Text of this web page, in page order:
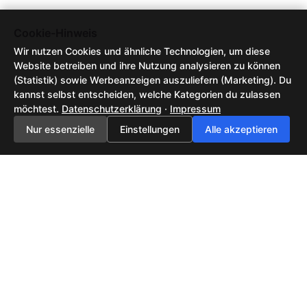
Wir nutzen Cookies und ähnliche Technologien, um diese
Website betreiben und ihre Nutzung analysieren zu können
(Statistik) sowie Werbeanzeigen auszuliefern (Marketing). Du
kannst selbst entscheiden, welche Kategorien du zulassen
möchtest. Datenschutzerklärung · Impressum
Nur essenzielle
Einstellungen Alle akzeptieren